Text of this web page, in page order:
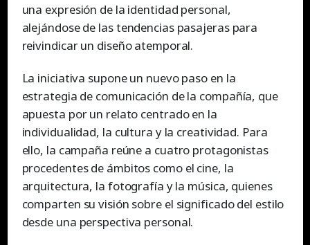
una expresión de la identidad personal,
alejándose de las tendencias pasajeras para
reivindicar un diseño atemporal.
La iniciativa supone un nuevo paso en la
estrategia de comunicación de la compañía, que
apuesta por un relato centrado en la
individualidad, la cultura y la creatividad. Para
ello, la campaña reúne a cuatro protagonistas
procedentes de ámbitos como el cine, la
arquitectura, la fotografía y la música, quienes
comparten su visión sobre el significado del estilo
desde una perspectiva personal.